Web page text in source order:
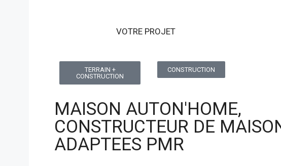
VOTRE PROJET
TERRAIN +
CONSTRUCTION
CONSTRUCTION
MAISON AUTON'HOME,
CONSTRUCTEUR DE
ADAPTEES PMR